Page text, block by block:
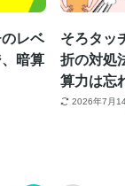
のレベ
暗算
そろタッ
折の対処
算力は忘
2026年7月